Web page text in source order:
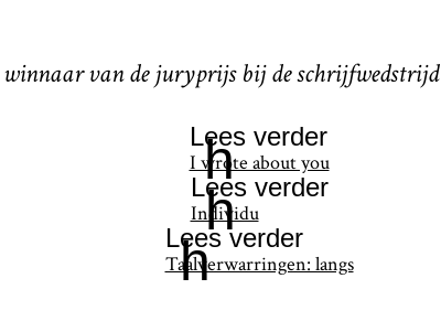
van de juryprijs bij de schrijfwedstrijd
h
Lees verder
I wrote about you
h
Lees verder
Individu
h
Lees verder
Taalverwarringen: langs